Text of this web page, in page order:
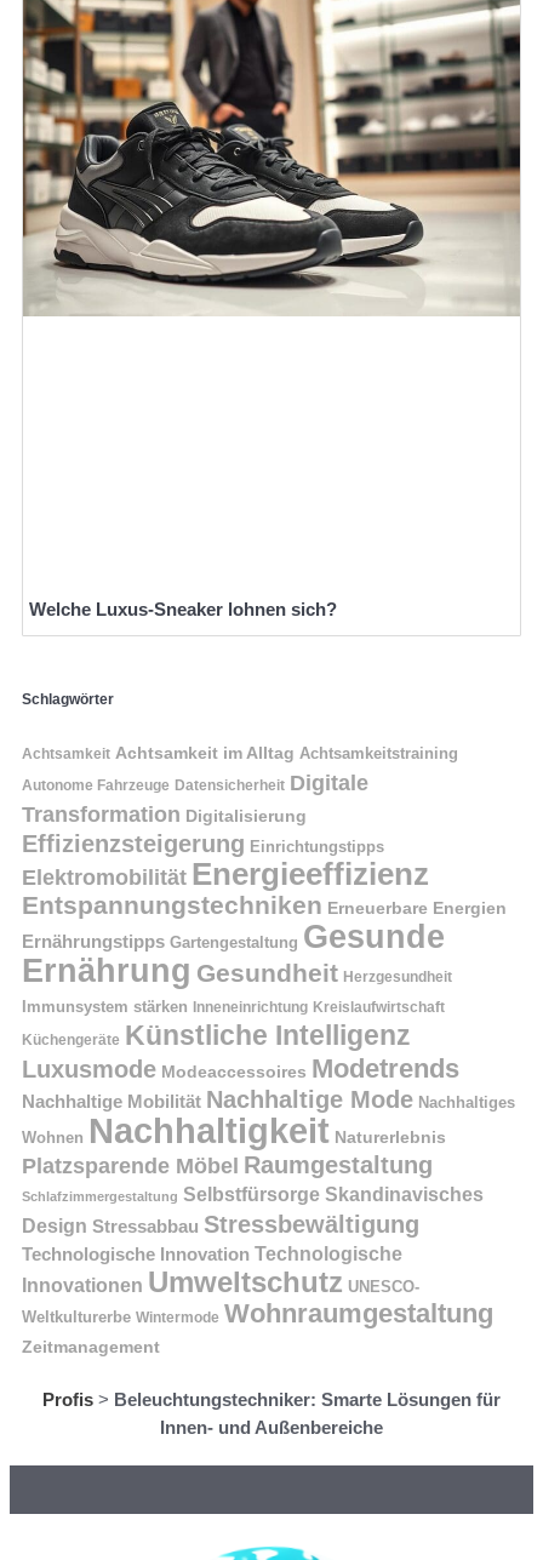
Welche Luxus-Sneaker lohnen sich?
Schlagwörter
Achtsamkeit Achtsamkeit im Alltag Achtsamkeitstraining
Autonome Fahrzeuge Datensicherheit Digitale
Transformation Digitalisierung
Effizienzsteigerung Einrichtungstipps
Elektromobilität Energieeffizienz
Entspannungstechniken Erneuerbare Energien
Ernährungstipps Gartengestaltung Gesunde
Ernährung Gesundheit Herzgesundheit
Immunsystem stärken Inneneinrichtung Kreislaufwirtschaft
Küchengeräte Künstliche Intelligenz
Luxusmode Modeaccessoires Modetrends
Nachhaltige Mobilität Nachhaltige Mode Nachhaltiges
Wohnen Nachhaltigkeit Naturerlebnis
Platzsparende Möbel Raumgestaltung
Schlafzimmergestaltung Selbstfürsorge Skandinavisches
Design Stressabbau Stressbewältigung
Technologische Innovation Technologische
Innovationen Umweltschutz UNESCO-
Weltkulturerbe Wintermode Wohnraumgestaltung
Zeitmanagement
Profis > Beleuchtungstechniker: Smarte Lösungen für
Innen- und Außenbereiche